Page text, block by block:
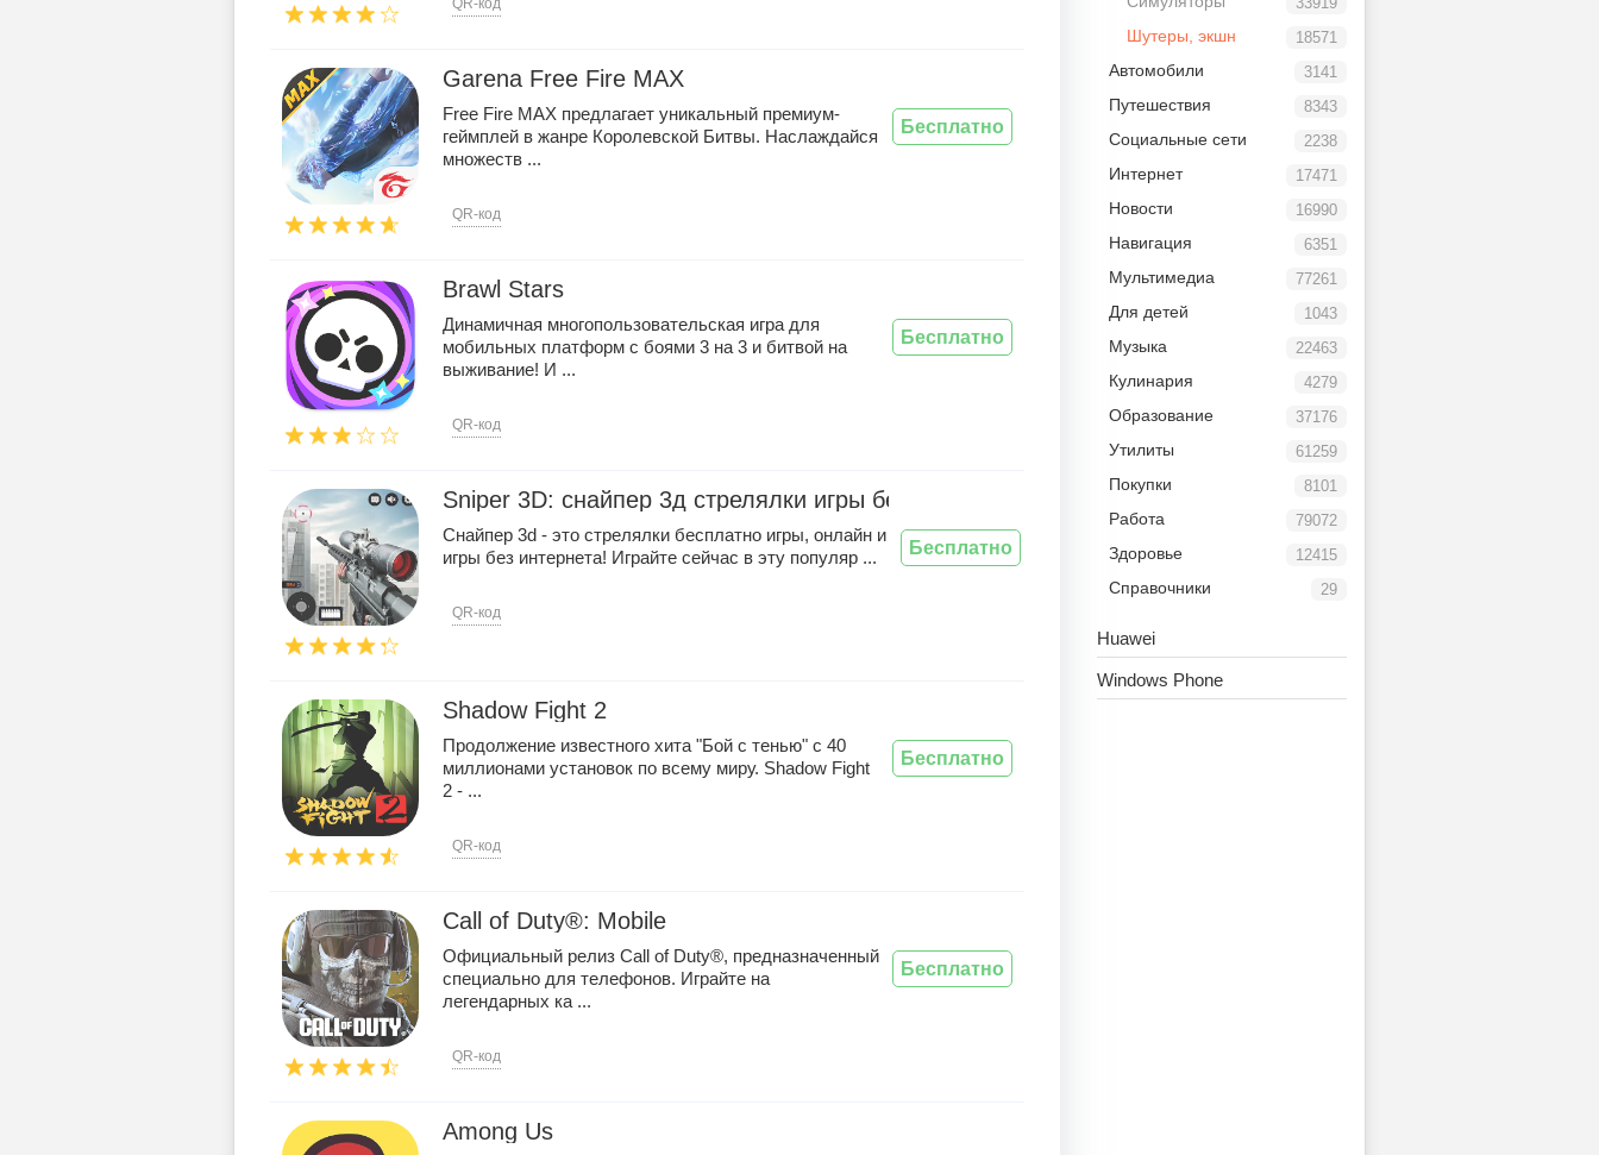
QR-код
Garena Free Fire MAX
Free Fire MAX предлагает уникальный премиум-
геймплей в жанре Королевской Битвы. Наслаждайся
множеств ...
QR-код
Бесплатно
Brawl Stars
Динамичная многопользовательская игра для
мобильных платформ с боями 3 на 3 и битвой на
выживание! И ...
QR-код
Бесплатно
Sniper 3D: снайпер 3д стрелялки игры без интернета
Снайпер 3d - это стрелялки бесплатно игры, онлайн и
игры без интернета! Играйте сейчас в эту популяр ...
QR-код
Бесплатно
Shadow Fight 2
Продолжение известного хита "Бой с тенью" с 40
миллионами установок по всему миру. Shadow Fight
2 - ...
QR-код
Бесплатно
Call of Duty®: Mobile
Официальный релиз Call of Duty®, предназначенный
специально для телефонов. Играйте на
легендарных ка ...
QR-код
Бесплатно
Among Us
18571
Шутеры, экшн
3141
Автомобили
8343
Путешествия
2238
Социальные сети
17471
Интернет
16990
Новости
6351
Навигация
77261
Мультимедиа
1043
Для детей
22463
Музыка
4279
Кулинария
37176
Образование
61259
Утилиты
8101
Покупки
79072
Работа
12415
Здоровье
29
Справочники
Huawei
Windows Phone